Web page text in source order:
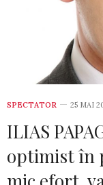
SPECTATOR 25 MAI
ILIAS
optimist în